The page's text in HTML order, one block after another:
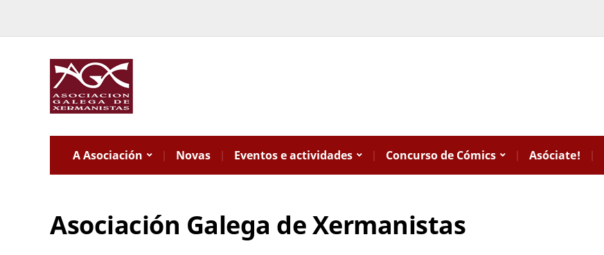
A Asociación Novas Eventos e actividades Concurso de Cómics Asóciate!
Asociación Galega de Xermanistas